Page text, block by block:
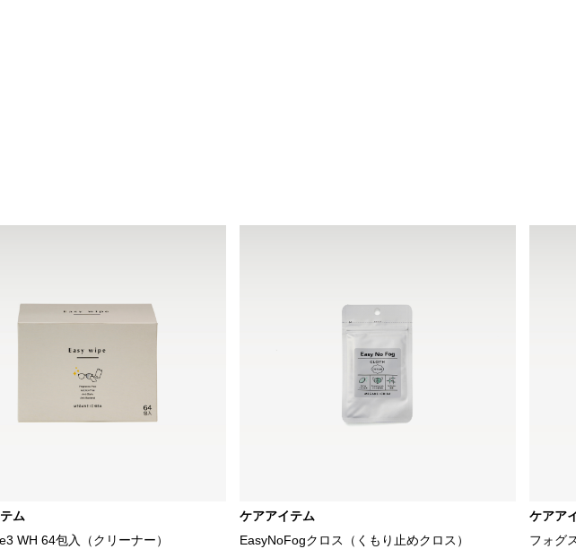
ム
WH 64包入（クリーナー）
ケアアイテム
EasyNoFogクロス（くもり止めクロス）
ケアア
フォグ